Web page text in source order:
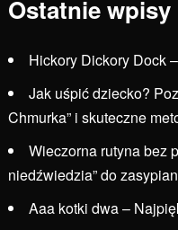
Ostatnie wpisy
Hickory Dickory Dock
Jak uśpić dziecko?
Chmurka” i skuteczne
Wieczorna rutyna bez
niedźwiedzia” do
Aaa kotki dwa –